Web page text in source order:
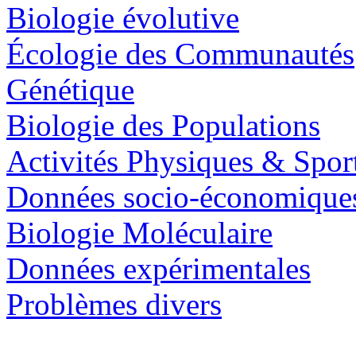
Biologie évolutive
Écologie des Communautés
Génétique
Biologie des Populations
Activités Physiques &
Données socio-
Biologie Moléculaire
Données expérimentales
Problèmes divers